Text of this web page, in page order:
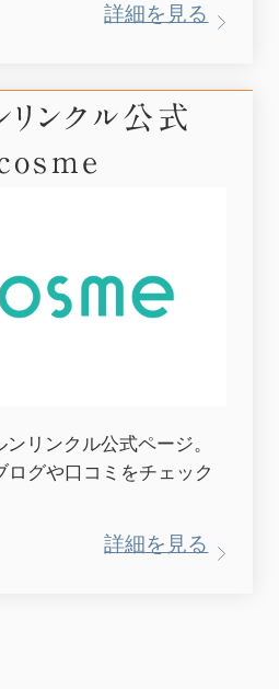
詳細を見る
リンクル公式
リンクル公式ページ。
ログや口コミをチェック
詳細を見る